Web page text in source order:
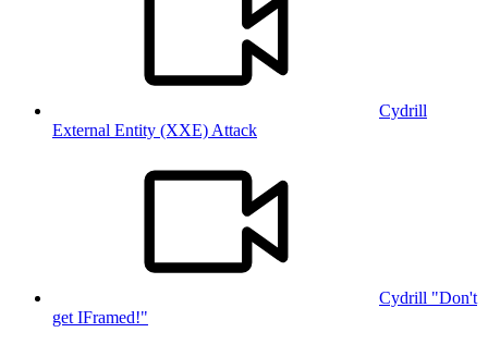
Cydrill
External Entity (XXE) Attack
Cydrill "Don't
get IFramed!"